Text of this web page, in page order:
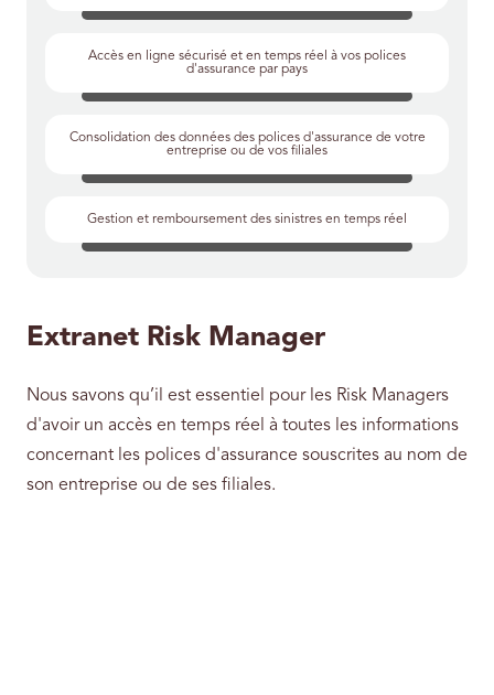
Accès en ligne sécurisé et en temps réel à vos polices
d'assurance par pays
Consolidation des données des polices d'assurance de votre
entreprise ou de vos filiales
Gestion et remboursement des sinistres en temps réel
Extranet Risk Manager
Nous savons qu’il est essentiel pour les Risk Managers
d'avoir un accès en temps réel à toutes les informations
concernant les polices d'assurance souscrites au nom de
son entreprise ou de ses filiales.